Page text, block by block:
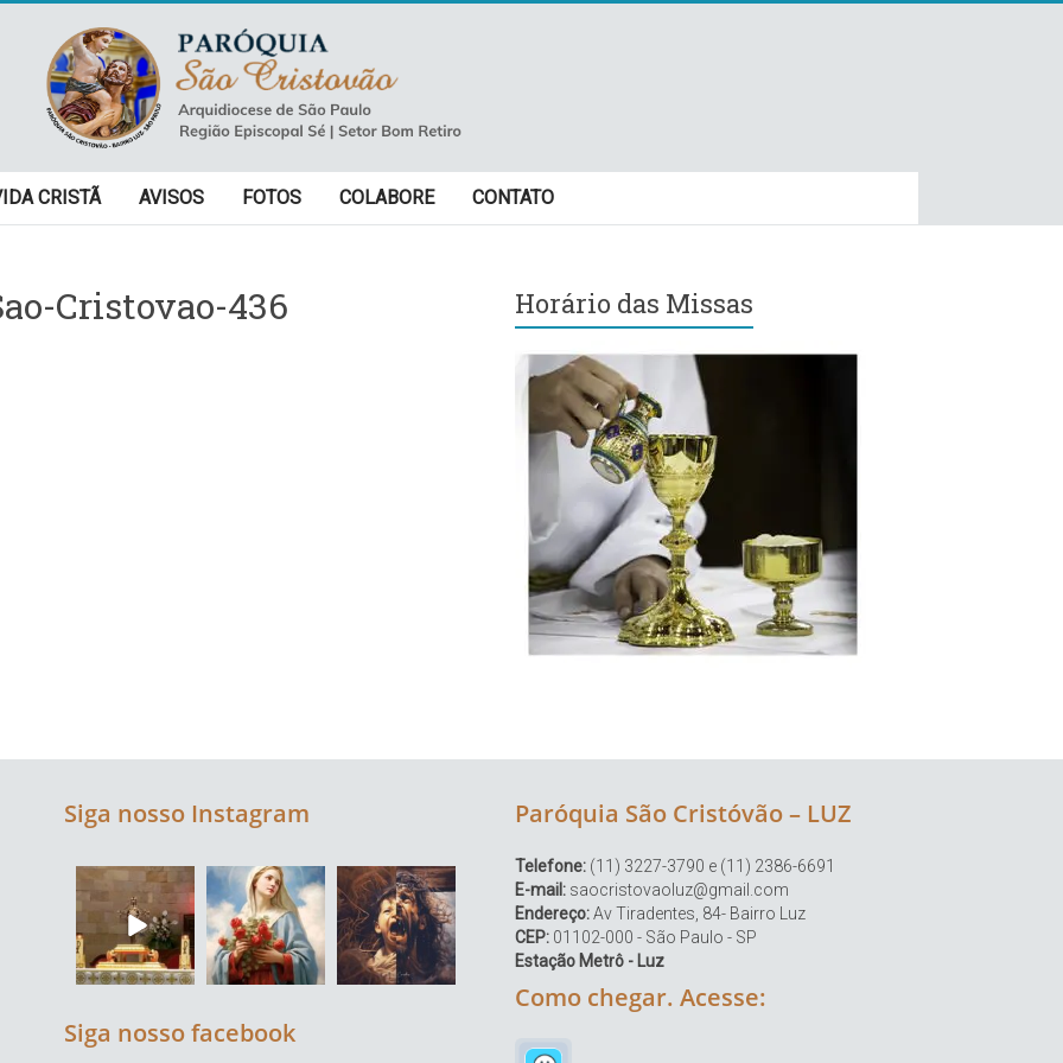
CRISTÃ AVISOS FOTOS COLABORE CONTATO
Cristovao-436 Horário das Missas
Siga nosso Instagram
Siga nosso facebook
Paróquia São Cristóvão – LUZ
Telefone: (11) 3227-3790 e (11) 2386-6691
E-mail: saocristovaoluz@gmail.com
Endereço:Av Tiradentes, 84- Bairro Luz
CEP: 01102-000 - São Paulo - SP
Estação Metrô - Luz
Como chegar. Acesse: